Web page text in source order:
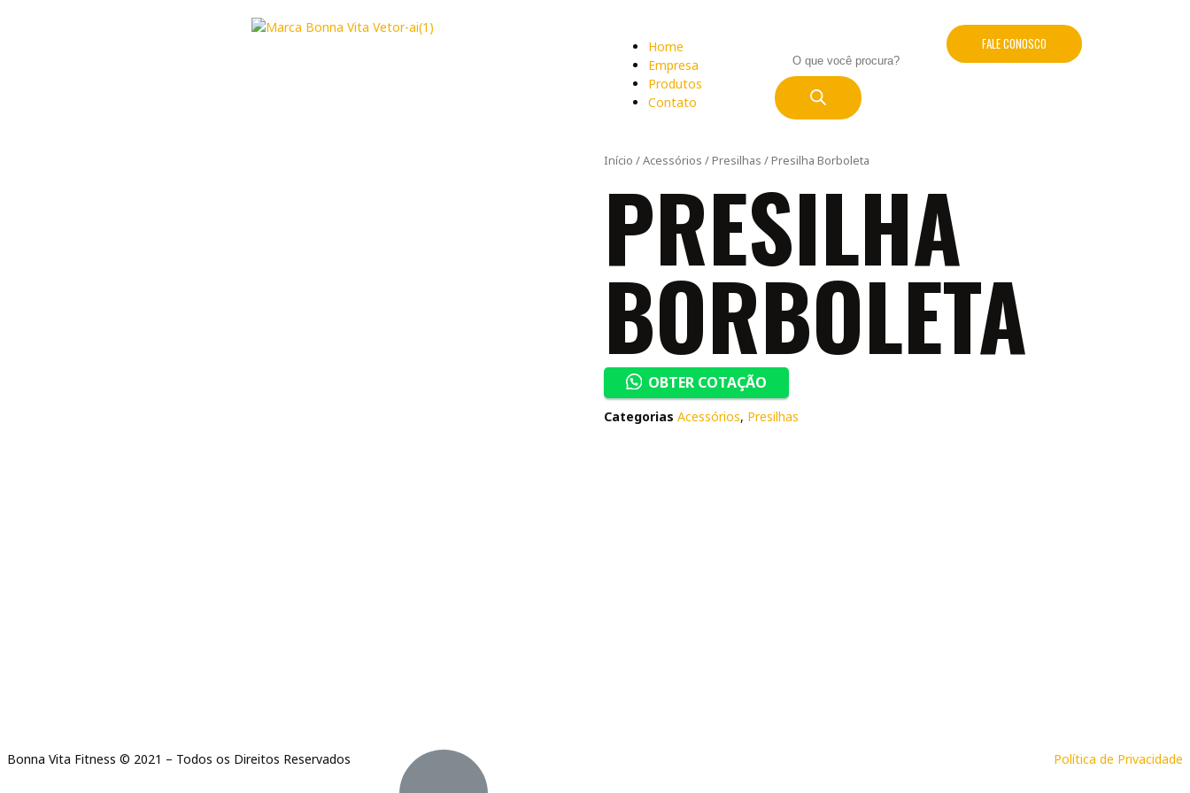
Home
Empresa
Produtos
Contato
FALE CONOSCO
Início /Acessórios /Presilhas / Presilha Borboleta
PRESILHA
BORBOLETA
OBTER COTAÇÃO
Categorias Acessórios, Presilhas
Bonna Vita Fitness © 2021 – Todos os Direitos Reservados Política de Privacidade